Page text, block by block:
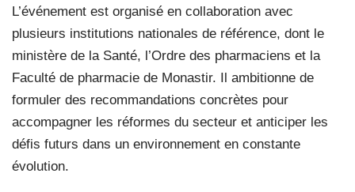
L’événement est organisé en collaboration avec
plusieurs institutions nationales de référence, dont le
ministère de la Santé, l’Ordre des pharmaciens et la
Faculté de pharmacie de Monastir. Il ambitionne de
formuler des recommandations concrètes pour
accompagner les réformes du secteur et anticiper les
défis futurs dans un environnement en constante
évolution.